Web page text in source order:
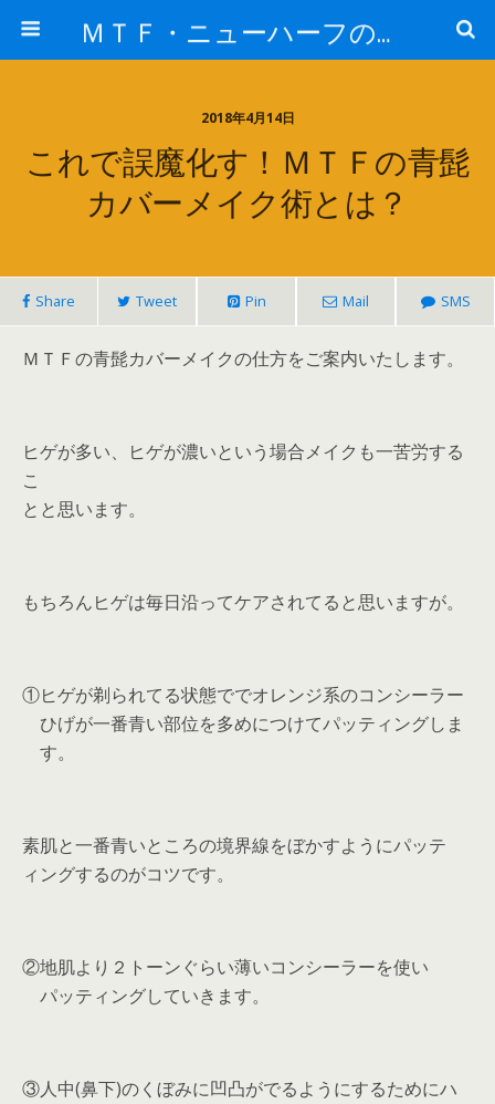
ＭＴＦ・ニューハーフの女子力アップと変身後の処世術！！
2018年4月14日
これで誤魔化す！ＭＴＦの青髭
カバーメイク術とは？
Share Tweet Pin Mail SMS
ＭＴＦの青髭カバーメイクの仕方をご案内いたします。
ヒゲが多い、ヒゲが濃いという場合メイクも一苦労する
こ
とと思います。
もちろんヒゲは毎日沿ってケアされてると思いますが。
①ヒゲが剃られてる状態ででオレンジ系のコンシーラー
ひげが一番青い部位を多めにつけてパッティングしま
す。
素肌と一番青いところの境界線をぼかすようにパッテ
ィングするのがコツです。
②地肌より２トーンぐらい薄いコンシーラーを使い
パッティングしていきます。
③人中(鼻下)のくぼみに凹凸がでるようにするためにハ